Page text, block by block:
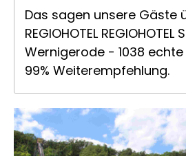
Das sagen unsere Gäste
REGIOHOTEL
Wernigerode - 1038
99% Weiterempfehlung.